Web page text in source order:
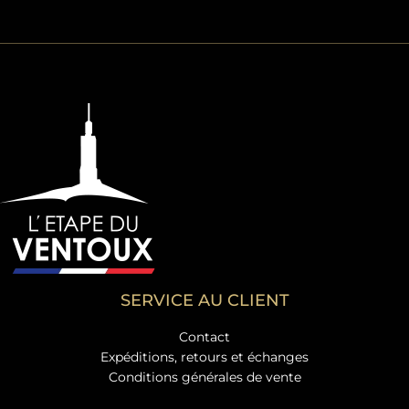
SERVICE AU CLIENT
Contact
Expéditions, retours et échanges
Conditions générales de vente